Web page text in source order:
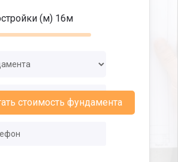
(м) 16м
стоимость фундамента